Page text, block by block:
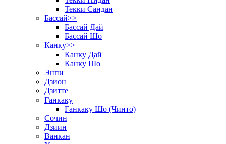
Текки Сандан
Бассай>>
Бассай Дай
Бассай Шо
Канку>>
Канку Дай
Канку Шо
Энпи
Дзион
Дзитте
Ганкаку
Ганкаку Шо (Чинто)
Сочин
Дзиин
Ванкан